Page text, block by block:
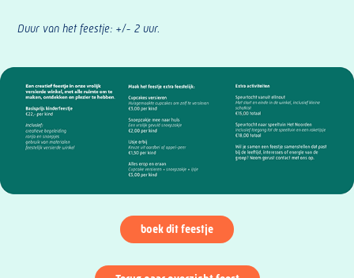
Duur van het feestje: +/- 2 uur.
boek dit feestje